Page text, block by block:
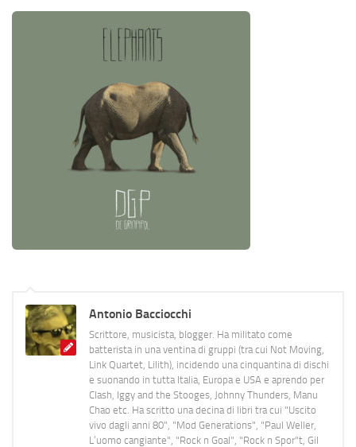
Antonio Bacciocchi
Scrittore, musicista, blogger. Ha militato come
batterista in una ventina di gruppi (tra cui Not Moving,
Link Quartet, Lilith), incidendo una cinquantina di dischi
e suonando in tutta Italia, Europa e USA e aprendo per
Clash, Iggy and the Stooges, Johnny Thunders, Manu
Chao etc. Ha scritto una decina di libri tra cui "Uscito
vivo dagli anni 80", "Mod Generations", "Paul Weller,
L’uomo cangiante", "Rock n Goal", "Rock n Spor"t, Gil